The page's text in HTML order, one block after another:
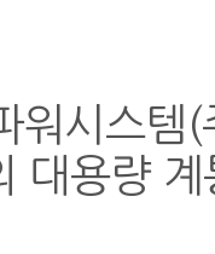
워시스템
대용량